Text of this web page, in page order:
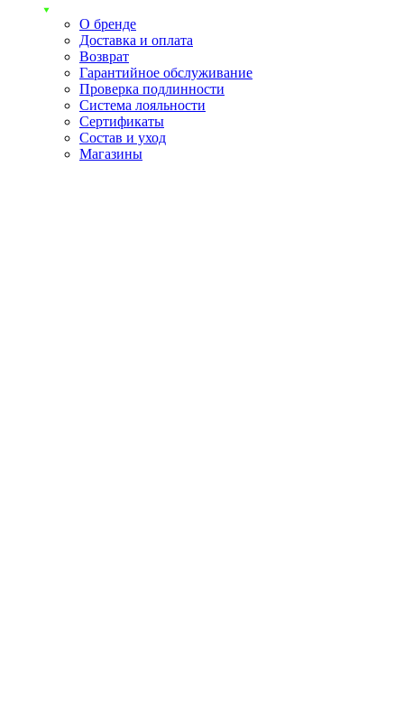
О бренде
Доставка и оплата
Возврат
Гарантийное обслуживание
Проверка подлинности
Система лояльности
Сертификаты
Состав и уход
Магазины